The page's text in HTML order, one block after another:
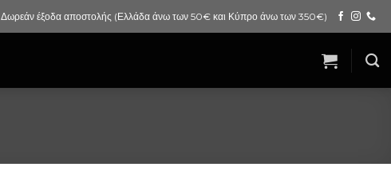
Δωρεάν έξοδα αποστολής (Ελλάδα άνω των 50€ και Κύπρο άνω των 350€)